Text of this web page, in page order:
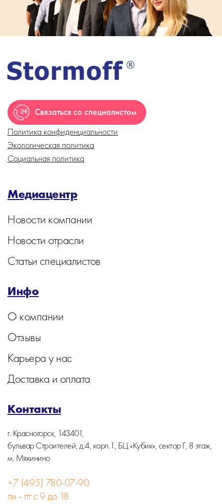
Связаться со специалистом
Политика конфиденциальности
Экологическая политика
Социальная политика
Медиацентр
Новости компании
Новости отрасли
Статьи специалистов
Инфо
О компании
Отзывы
Карьера у нас
Доставка и оплата
Контакты
г. Красногорск, 143401,
бульвар Строителей, д.4, корп.1, БЦ «Кубик», сектор Г, 8 этаж,
м. Мякинино
+7 (495) 780-07-90
пн - пт с 9 до 18